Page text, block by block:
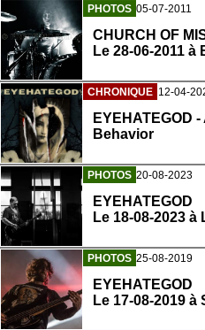
PHOTOS 05-07-2011
CHURCH OF
Le 28-06-2011 à
CHRONIQUE 12-04-
EYEHATEGOD
Behavior
PHOTOS 20-08-2023
EYEHATEGOD
Le 18-08-2023 à
PHOTOS 25-08-2019
EYEHATEGOD
Le 17-08-2019 à